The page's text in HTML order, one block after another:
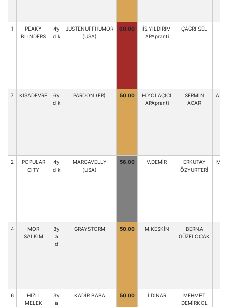
1
PEAKY
BLINDERS
4y
d k
JUSTENUFFHUMOR
(USA)
60.00
İS.YILDIRIM
APApranti
ÇAĞRI SEL
7 KISADEVRE
6y
d k
PARDON (FR) 50.00
H.YOLAÇICI
APApranti
SERMİN
ACAR
2
POPULAR
CITY
4y
d k
MARCAVELLY
(USA)
56.00 V.DEMİR
ERKUTAY
ÖZYURTERİ
4
MOR
SALKIM
3y
a
d
GRAYSTORM 50.00 M.KESKİN
BERNA
GÜZELOCAK
6
HIZLI
MELEK
3y
a
KADİR BABA 50.00 İ.DİNAR
MEHMET
DEMİRKOL